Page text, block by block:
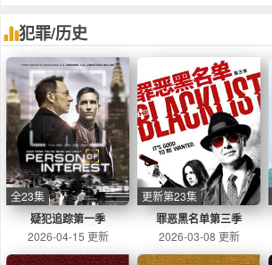
犯罪/历史
疑犯追踪第一季
全23集
2026-04-15 更新
罪恶黑名单第三季
更新第23集
2026-03-08 更新